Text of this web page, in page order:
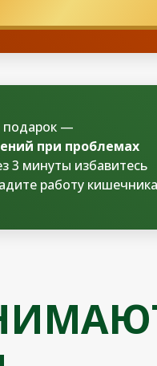
подарок —
при проблемах
3 минуты избавитесь
работу кишечника